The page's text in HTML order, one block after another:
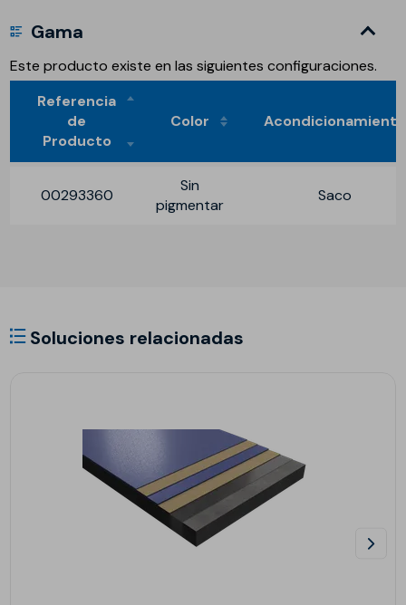
Gama
Este producto existe en las siguientes configuraciones.
Referencia
de
Producto
Color Acondicionamiento
00293360
Sin
pigmentar
Saco
Soluciones relacionadas